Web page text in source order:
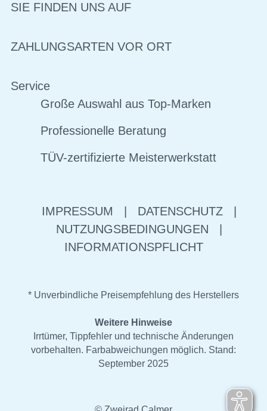
SIE FINDEN UNS AUF
ZAHLUNGSARTEN VOR ORT
Service
Große Auswahl aus Top-Marken
Professionelle Beratung
TÜV-zertifizierte Meisterwerkstatt
IMPRESSUM DATENSCHUTZ
NUTZUNGSBEDINGUNGEN
INFORMATIONSPFLICHT
* Unverbindliche Preisempfehlung des Herstellers
Weitere Hinweise
Irrtümer, Tippfehler und technische Änderungen
vorbehalten. Farbabweichungen möglich. Stand:
September 2025